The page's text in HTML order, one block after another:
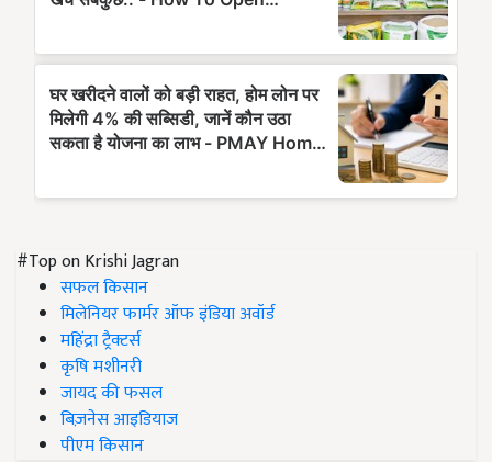
#Top on Krishi Jagran
सफल किसान
मिलेनियर फार्मर ऑफ इंडिया अवॉर्ड
महिंद्रा ट्रैक्टर्स
कृषि मशीनरी
जायद की फसल
बिज़नेस आइडियाज
पीएम किसान